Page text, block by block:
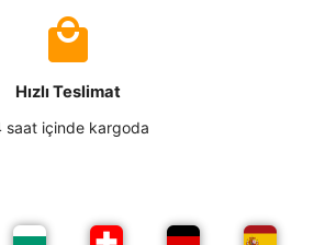
Hızlı Teslimat
saat içinde kargoda